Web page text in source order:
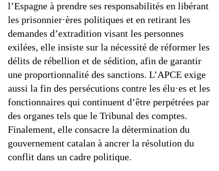
l’Espagne à prendre ses responsabilités en libérant
les prisonnier·ères politiques et en retirant les
demandes d’extradition visant les personnes
exilées, elle insiste sur la nécessité de réformer les
délits de rébellion et de sédition, afin de garantir
une proportionnalité des sanctions. L’APCE exige
aussi la fin des persécutions contre les élu·es et les
fonctionnaires qui continuent d’être perpétrées par
des organes tels que le Tribunal des comptes.
Finalement, elle consacre la détermination du
gouvernement catalan à ancrer la résolution du
conflit dans un cadre politique.